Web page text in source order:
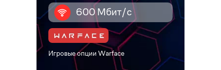
600 Мбит/с
Игровые опции Warface